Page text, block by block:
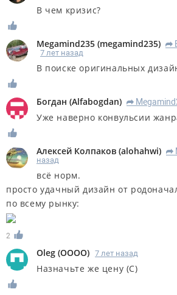
В чем кризис?
Megamind235 (megamind235) R
7 лет назад
В поиске оригинальных
Богдан (Alfabogdan) R
Уже наверно конвульсии
Алексей Колпаков (alohahwi) R
назад
всё норм.
просто удачный дизайн от
по всему рынку:
2
Oleg (OOOO) 7 лет назад
Назначьте же цену (С)